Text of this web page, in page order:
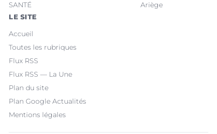
SANTÉ
Ariège
LE SITE
Accueil
Toutes les rubriques
Flux RSS
Flux RSS — La Une
Plan du site
Plan Google Actualités
Mentions légales